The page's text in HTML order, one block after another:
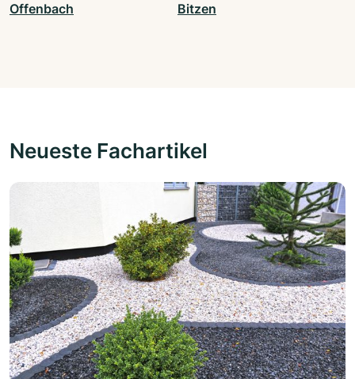
Offenbach Bitzen
Neueste Fachartikel